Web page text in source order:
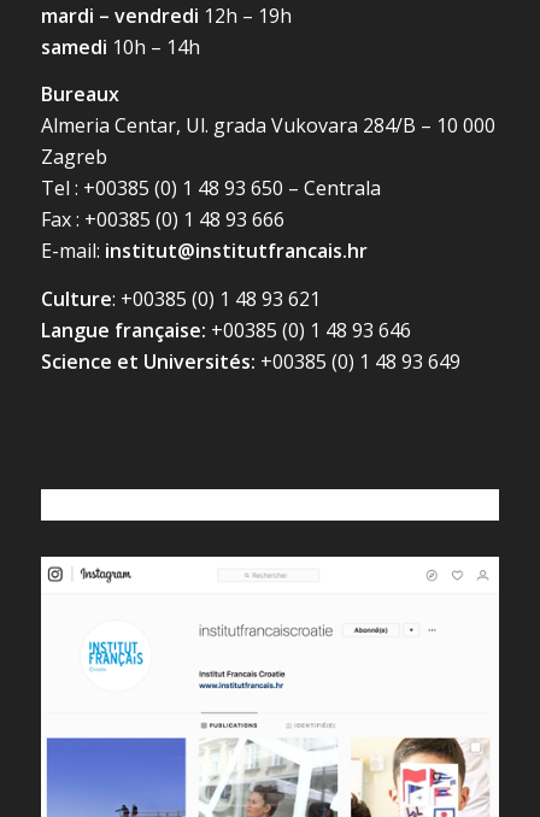
mardi – vendredi 12h – 19h
samedi 10h – 14h
Bureaux
Almeria Centar, Ul. grada Vukovara 284/B – 10 000
Zagreb
Tel : +00385 (0) 1 48 93 650 – Centrala
Fax : +00385 (0) 1 48 93 666
E-mail: institut@institutfrancais.hr
Culture: +00385 (0) 1 48 93 621
Langue française: +00385 (0) 1 48 93 646
Science et Universités: +00385 (0) 1 48 93 649